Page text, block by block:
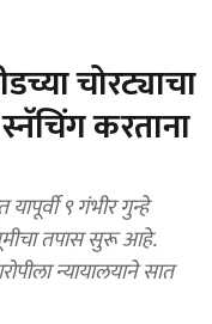
चोरट्याचा
करताना
तपास सुरू आहे.
न्यायालयाने सात